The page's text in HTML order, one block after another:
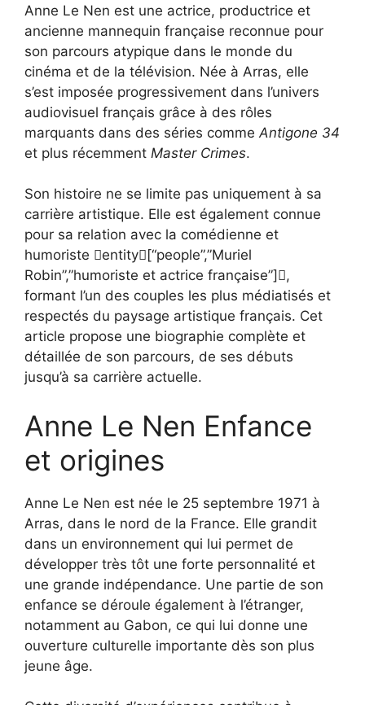
Anne Le Nen est une actrice, productrice et
ancienne mannequin française reconnue pour
son parcours atypique dans le monde du
cinéma et de la télévision. Née à Arras, elle
s’est imposée progressivement dans l’univers
audiovisuel français grâce à des rôles
marquants dans des séries comme Antigone 34
et plus récemment Master Crimes.
Son histoire ne se limite pas uniquement à sa
carrière artistique. Elle est également connue
pour sa relation avec la comédienne et
humoriste entity[“people”,”Muriel
Robin”,”humoriste et actrice française”],
formant l’un des couples les plus médiatisés et
respectés du paysage artistique français. Cet
article propose une biographie complète et
détaillée de son parcours, de ses débuts
jusqu’à sa carrière actuelle.
Anne Le Nen Enfance
et origines
Anne Le Nen est née le 25 septembre 1971 à
Arras, dans le nord de la France. Elle grandit
dans un environnement qui lui permet de
développer très tôt une forte personnalité et
une grande indépendance. Une partie de son
enfance se déroule également à l’étranger,
notamment au Gabon, ce qui lui donne une
ouverture culturelle importante dès son plus
jeune âge.